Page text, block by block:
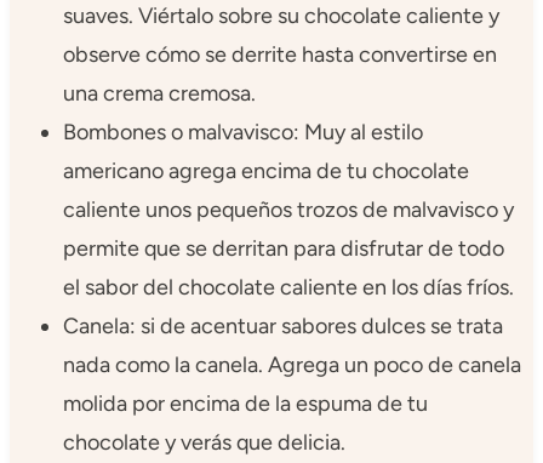
suaves. Viértalo sobre su chocolate caliente y
observe cómo se derrite hasta convertirse en
una crema cremosa.
Bombones o malvavisco: Muy al estilo
americano agrega encima de tu chocolate
caliente unos pequeños trozos de malvavisco y
permite que se derritan para disfrutar de todo
el sabor del chocolate caliente en los días fríos.
Canela: si de acentuar sabores dulces se trata
nada como la canela. Agrega un poco de canela
molida por encima de la espuma de tu
chocolate y verás que delicia.